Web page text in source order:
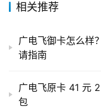
相关推荐
广电飞御卡怎么样
请指南
广电飞原卡 41 元
包